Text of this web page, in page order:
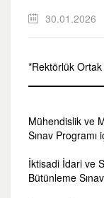
30.01.2026
*Rektörlük Ortak
Mühendislik ve
Sınav Programı
İktisadi İdari ve
Bütünleme